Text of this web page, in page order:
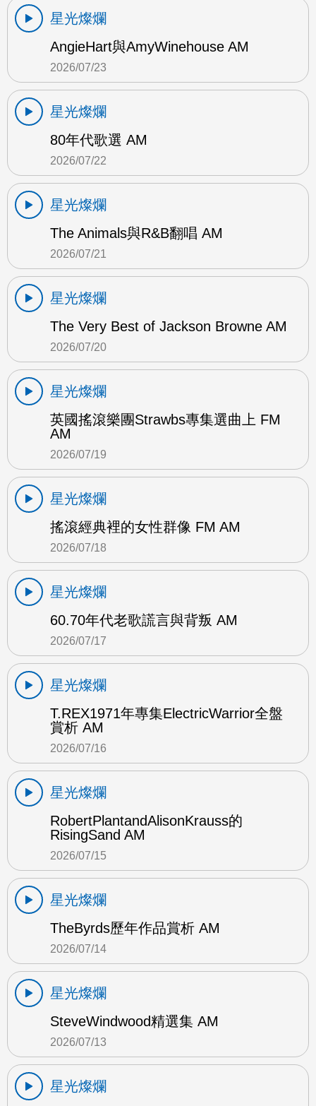
星光燦爛
AngieHart與AmyWinehouse AM
2026/07/23
星光燦爛
80年代歌選 AM
2026/07/22
星光燦爛
The Animals與R&B翻唱 AM
2026/07/21
星光燦爛
The Very Best of Jackson Browne AM
2026/07/20
星光燦爛
英國搖滾樂團Strawbs專集選曲上 FM
AM
2026/07/19
星光燦爛
搖滾經典裡的女性群像 FM AM
2026/07/18
星光燦爛
60.70年代老歌謊言與背叛 AM
2026/07/17
星光燦爛
T.REX1971年專集ElectricWarrior全盤
賞析 AM
2026/07/16
星光燦爛
RobertPlantandAlisonKrauss的
RisingSand AM
2026/07/15
星光燦爛
TheByrds歷年作品賞析 AM
2026/07/14
星光燦爛
SteveWindwood精選集 AM
2026/07/13
星光燦爛